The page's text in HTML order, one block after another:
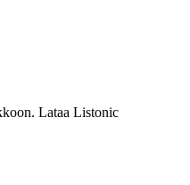
Lataa Listonic